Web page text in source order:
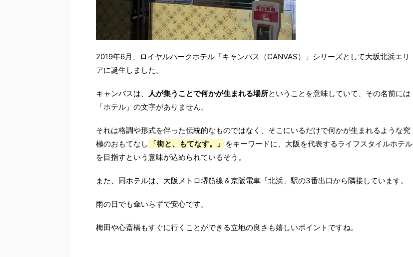
2019年6月、ロイヤルパークホテル「キャンバス（CANVAS）
」シリーズとして大坂北浜エリ
アに誕生しました。
キャンバスは、 人が集うことで何かが生まれる場所ということを意味していて、その名前には
「ホテル」の文字がありません。
それは格調や形式を伴った伝統的なものではなく、そこにいるだけで何かが生まれるような究
極のおもてなし
「街と、もてなす。」
をキーワードに、大阪を代表するライフスタイルホテル
を目指すという意味が込められているそう。
また、同ホテルは、大阪メトロ堺筋線＆京阪電車「北浜」駅の3番出口から隣接しています。
雨の日でも傘いらずで安心です。
梅田や心斎橋もすぐに行くことができる立地の良さも嬉しいポイントですね。